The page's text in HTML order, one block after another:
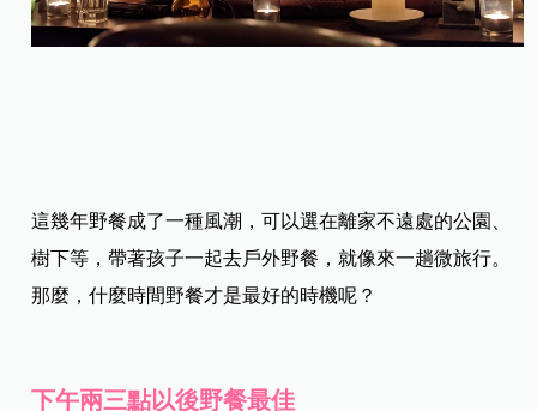
這幾年野餐成了一種風潮，可以選在離家不遠處的公園、
樹下等，帶著孩子一起去戶外野餐，就像來一趟微旅行。
那麼，什麼時間野餐才是最好的時機呢？
下午兩三點以後野餐最佳